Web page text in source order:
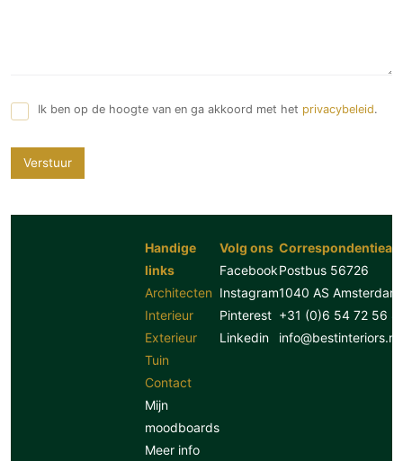
Ik ben op de hoogte van en ga akkoord met het privacybeleid.
Verstuur
Handige
links
Architecten
Interieur
Exterieur
Tuin
Contact
Mijn
moodboards
Meer info
Volg ons
Facebook
Instagram
Pinterest
Linkedin
Postbus 56726
1040 AS Amsterdam
+31 (0)6 54 72 56
info@bestinteriors.nl